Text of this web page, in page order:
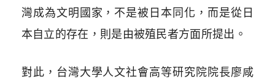
灣成為文明國家，不是被日本同化，而是從日
本自立的存在，則是由被殖民者方面所提出。
對此，台灣大學人文社會高等研究院院長廖咸